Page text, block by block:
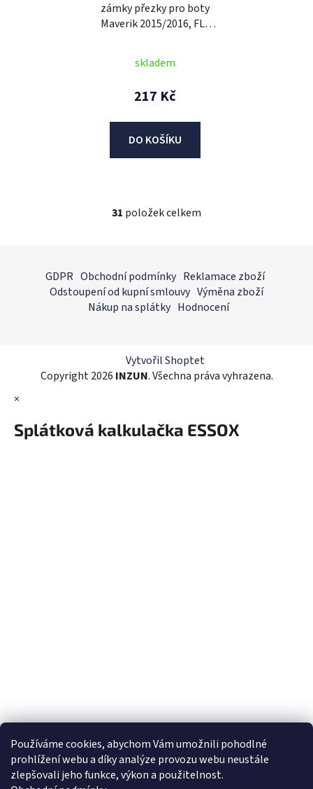
Používáme cookies, abychom Vám umožnili pohodlné
prohlížení webu a díky analýze provozu webu neustále
zlepšovali jeho funkce, výkon a použitelnost.
zámky přezky pro boty
Maverik 2015/2016, FLY
skladem
217 Kč
DO KOŠÍKU
O
d
a
c
r
v
v
ý
31 položek celkem
GDPR Obchodní podmínky Reklamace zboží
Odstoupení od kupní smlouvy Výměna zboží
Nákup na splátky Hodnocení
Vytvořil Shoptet
Copyright 2026 INZUN. Všechna práva vyhrazena.
×
Splátková kalkulačka ESSOX